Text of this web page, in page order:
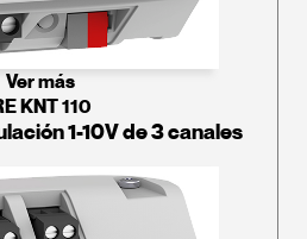
Ver más
KNT 110
1-10V de 3 canales